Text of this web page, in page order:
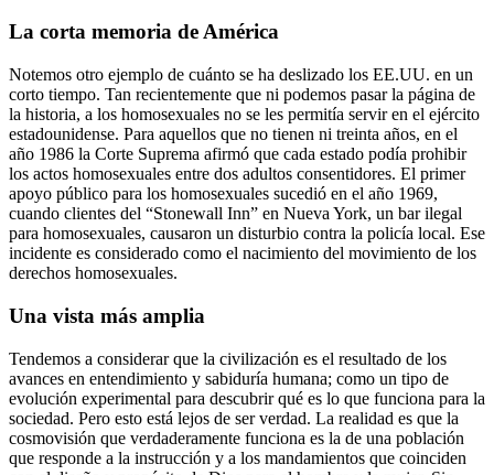
La corta memoria de América
Notemos otro ejemplo de cuánto se ha deslizado los EE.UU. en un
corto tiempo. Tan recientemente que ni podemos pasar la página de
la historia, a los homosexuales no se les permitía servir en el ejército
estadounidense. Para aquellos que no tienen ni treinta años, en el
año 1986 la Corte Suprema afirmó que cada estado podía prohibir
los actos homosexuales entre dos adultos consentidores. El primer
apoyo público para los homosexuales sucedió en el año 1969,
cuando clientes del “Stonewall Inn” en Nueva York, un bar ilegal
para homosexuales, causaron un disturbio contra la policía local. Ese
incidente es considerado como el nacimiento del movimiento de los
derechos homosexuales.
Una vista más amplia
Tendemos a considerar que la civilización es el resultado de los
avances en entendimiento y sabiduría humana; como un tipo de
evolución experimental para descubrir qué es lo que funciona para la
sociedad. Pero esto está lejos de ser verdad. La realidad es que la
cosmovisión que verdaderamente funciona es la de una población
que responde a la instrucción y a los mandamientos que coinciden